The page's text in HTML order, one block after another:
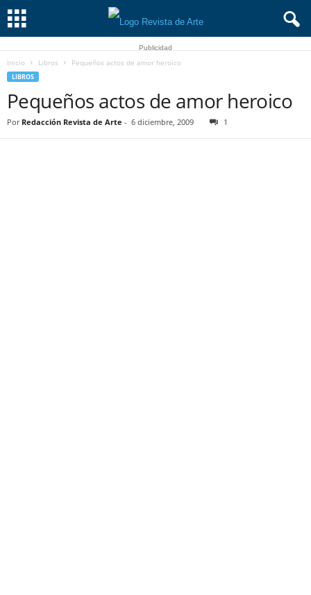
Publicidad
Inicio Libros Pequeños actos de amor heroico
LIBROS
Pequeños actos de amor heroico
Por Redacción Revista de Arte - 6 diciembre, 2009 1